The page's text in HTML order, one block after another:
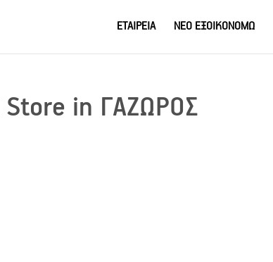
ΕΤΑΙΡΕΙΑ ΝΕΟ ΕΞΟΙΚΟΝΟΜΩ
Store in ΓΑΖΩΡΟΣ